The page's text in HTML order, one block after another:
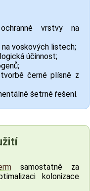
vrstvy na
voskových listech;
účinnost;
černé plísně z
šetrné řešení.
samostatně za
kolonizace